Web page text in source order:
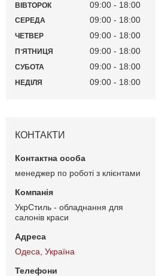
ВІВТОРОК 09:00 18:00
СЕРЕДА 09:00 18:00
ЧЕТВЕР 09:00 18:00
ПʼЯТНИЦЯ 09:00 18:00
СУБОТА 09:00 18:00
НЕДІЛЯ 09:00 18:00
КОНТАКТИ
менеджер по роботі з клієнтами
УкрСтиль - обладнання для
салонів краси
Одеса, Україна